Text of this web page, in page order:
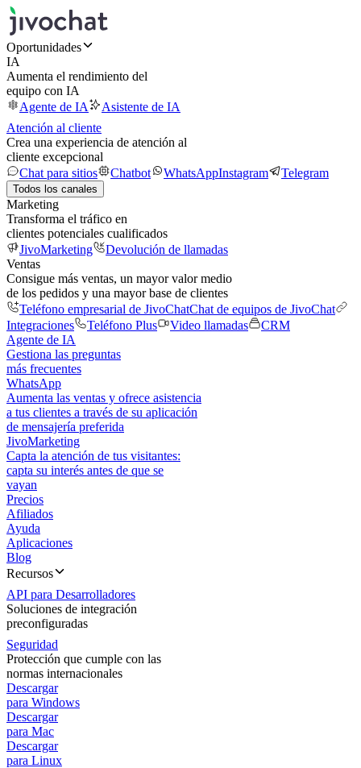
Oportunidades
IA
Aumenta el rendimiento del
equipo con IA
Agente de IA
Asistente de IA
Atención al cliente
Crea una experiencia de atención al
cliente excepcional
Chat para sitios
Chatbot WhatsAppInstagram Telegram
Todos los canales
Marketing
Transforma el tráfico en
clientes potenciales cualificados
JivoMarketing
Devolución de llamadas
Ventas
Consigue más ventas, un mayor valor medio
de los pedidos y una mayor base de clientes
Teléfono empresarial de JivoChatChat de equipos de JivoChat
Integraciones
Teléfono Plus Video llamadas
CRM
Agente de IA
Gestiona las preguntas
más frecuentes
WhatsApp
Aumenta las ventas y ofrece asistencia
a tus clientes a través de su aplicación
de mensajería preferida
JivoMarketing
Capta la atención de tus visitantes:
capta su interés antes de que se
vayan
Precios
Afiliados
Ayuda
Aplicaciones
Blog
Recursos
API para Desarrolladores
Soluciones de integración
preconfiguradas
Seguridad
Protección que cumple con las
normas internacionales
Descargar
para Windows
Descargar
para Mac
Descargar
para Linux